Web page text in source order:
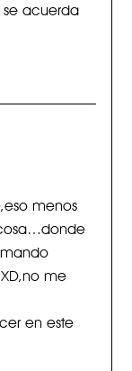
se acuerda
menos
me
en este